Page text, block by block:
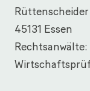
Rüttenscheider
45131 Essen
Rechtsanwälte: